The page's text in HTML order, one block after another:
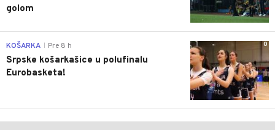
golom
0
KOŠARKA Pre 8 h
Srpske košarkašice u polufinalu
Eurobasketa!